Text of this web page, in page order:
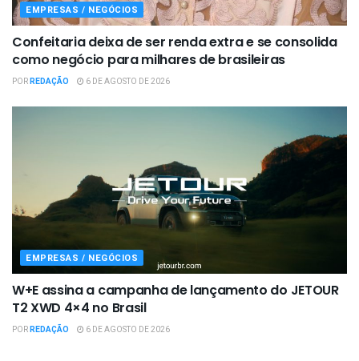
EMPRESAS / NEGÓCIOS
Confeitaria deixa de ser renda extra e se consolida
como negócio para milhares de brasileiras
PORREDAÇÃO 6 DE AGOSTO DE 2026
EMPRESAS / NEGÓCIOS
W+E assina a campanha de lançamento do JETOUR
T2 XWD 4×4 no Brasil
PORREDAÇÃO 6 DE AGOSTO DE 2026